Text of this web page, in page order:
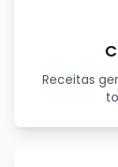
Receitas